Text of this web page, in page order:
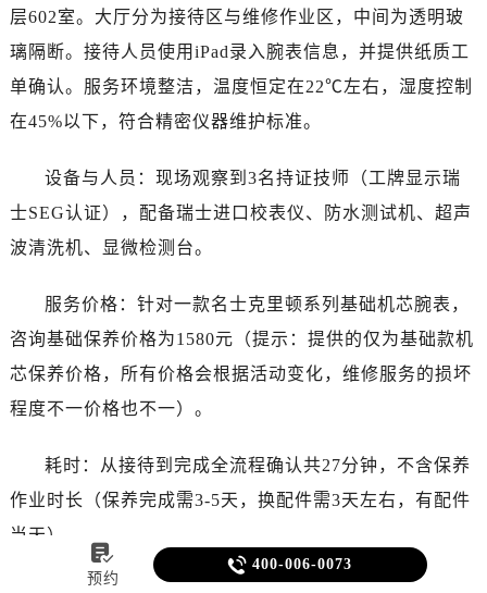
层602室。大厅分为接待区与维修作业区，中间为透明玻
璃隔断。接待人员使用iPad录入腕表信息，并提供纸质工
单确认。服务环境整洁，温度恒定在22℃左右，湿度控制
在45%以下，符合精密仪器维护标准。
设备与人员：现场观察到3名持证技师（工牌显示瑞
士SEG认证），配备瑞士进口校表仪、防水测试机、超声
波清洗机、显微检测台。
服务价格：针对一款名士克里顿系列基础机芯腕表，
咨询基础保养价格为1580元（提示：提供的仅为基础款机
芯保养价格，所有价格会根据活动变化，维修服务的损坏
程度不一价格也不一）。
耗时：从接待到完成全流程确认共27分钟，不含保养
作业时长（保养完成需3-5天，换配件需3天左右，有配件
当天）。

预约
 400-006-0073